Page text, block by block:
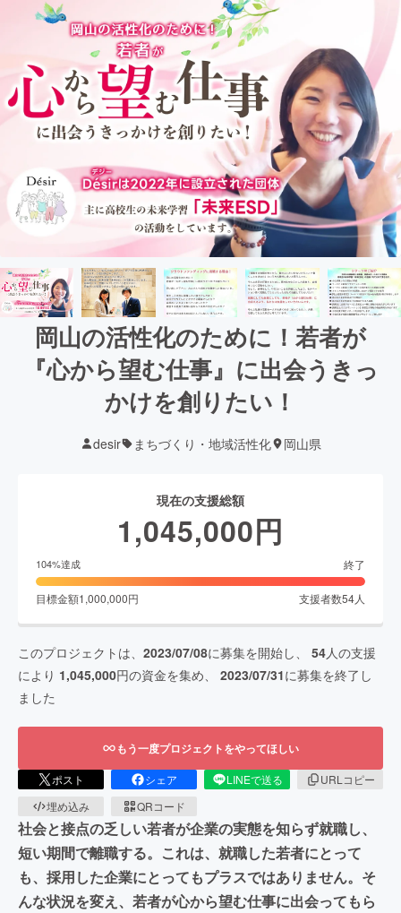
岡山の活性化のために！若者が
『心から望む仕事』に出会うきっ
かけを創りたい！
desir まちづくり・地域活性化 岡山県
現在の支援総額
1,045,000円
104%達成 終了
目標金額1,000,000円 支援者数54人
このプロジェクトは、 2023/07/08に募集を開始し、 54人の支援
により 1,045,000円の資金を集め、 2023/07/31に募集を終了し
ました
もう一度プロジェクトをやってほしい
ポスト シェア LINEで送る
URLコピー
埋め込み
QRコード
社会と接点の乏しい若者が企業の実態を知らず就職し、
短い期間で離職する。これは、就職した若者にとって
も、採用した企業にとってもプラスではありません。そ
んな状況を変え、若者が心から望む仕事に出会ってもら